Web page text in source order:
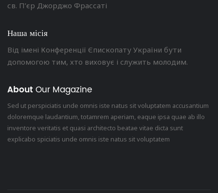
св. П’єр Джорджо Фрассаті
Наша місія
Від імені Конференції Єпископату України бути
допомогою тим, хто виховує і служить молодим.
About Our Magazine
Sed ut perspiciatis unde omnis iste natus sit voluptatem accusantium
doloremque laudantium, totamrem aperiam, eaque ipsa quae ab illo
inventore veritatis et quasi architecto beatae vitae dicta sunt
explicabo spiciatis unde omnis iste natus sit voluptatem